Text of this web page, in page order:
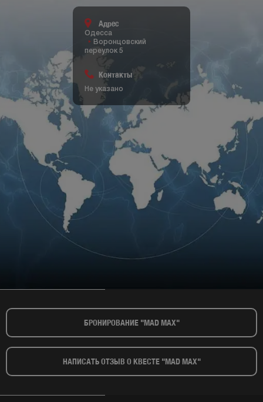
Адрес
Одесса
Воронцовский
переулок 5
Контакты
Не указано
БРОНИРОВАНИЕ "MAD MAX"​
НАПИСАТЬ ОТЗЫВ О КВЕСТЕ "MAD MAX"​